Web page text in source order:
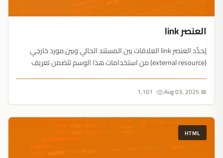
العنصر link
يُحدِّد العنصر link العلاقات بين المستند الحالي وبين مورد خارجي
(external resource) من استخدامات هذا الوسم تتضمن تعريف
شيوعًا هو تضمين صفحات الأنماط....📅 Aug 03, 2025
HTML